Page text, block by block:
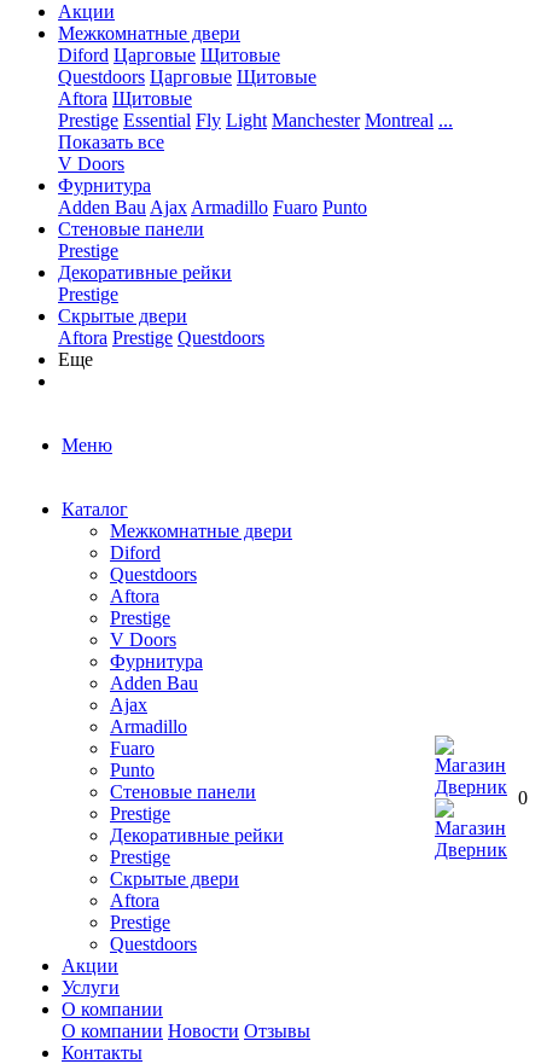
Акции
Межкомнатные двери
Diford Царговые Щитовые
Questdoors Царговые Щитовые
Aftora Щитовые
Prestige Essential Fly Light Manchester Montreal ...
Показать все
V Doors
Фурнитура
Adden Bau Ajax Armadillo Fuaro Punto
Стеновые панели
Prestige
Декоративные рейки
Prestige
Скрытые двери
Aftora Prestige Questdoors
Еще
Меню
Каталог
Межкомнатные двери
Diford
Questdoors
Aftora
Prestige
V Doors
Фурнитура
Adden Bau
Ajax
Armadillo
Fuaro
Punto
Стеновые панели
Prestige
Декоративные рейки
Prestige
Скрытые двери
Aftora
Prestige
Questdoors
Акции
Услуги
О компании
О компании Новости Отзывы
Контакты
0